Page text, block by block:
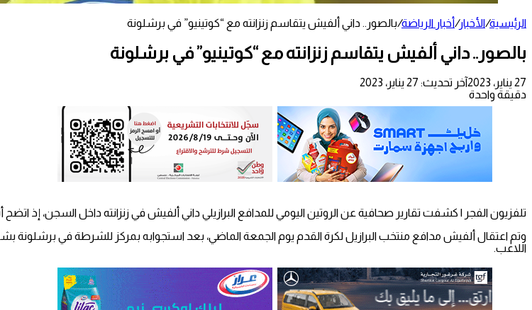
الرئيسية/الأخبار/أخبار الرياضة/بالصور.. داني ألفيش يتقاسم زنزانته مع “كوتينيو” في برشلونة
بالصور.. داني ألفيش يتقاسم زنزانته مع “كوتينيو” في برشلونة
27 يناير، 2023
آخر تحديث: 27 يناير، 2023
دقيقة واحدة
تلفزيون الفجر | كشفت تقارير صحافية عن الروتين اليومي للمدافع البرازيلي داني ألفيش في زنزانته داخل السجن، إذ
وتم اعتقال ألفيش مدافع منتخب البرازيل لكرة القدم يوم الجمعة الماضي، بعد استجوابه بمركز للشرطة في
اللاعب.